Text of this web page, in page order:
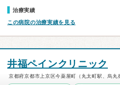
治療実績
この病院の治療実績を見る
井福ペインクリニック
京都府京都市上京区今薬屋町（丸太町駅、烏丸